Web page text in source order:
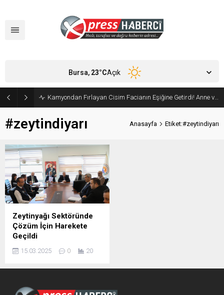
Kamyondan Fırlayan Cisim Facianın Eşiğine Getirdi! Anne ve Bebeği Son Anda Kurtuldu
Bursa, 23°CAçık
#zeytindiyarı Anasayfa Etiket:#zeytindiyarı
Zeytinyağı Sektöründe
Çözüm İçin Harekete
Geçildi
15.03.2025 0 20